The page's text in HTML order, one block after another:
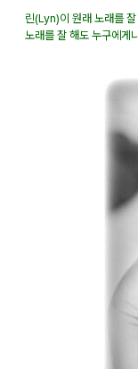
린(Lyn)이 원래 노래를
노래를 잘 해도 누구에게